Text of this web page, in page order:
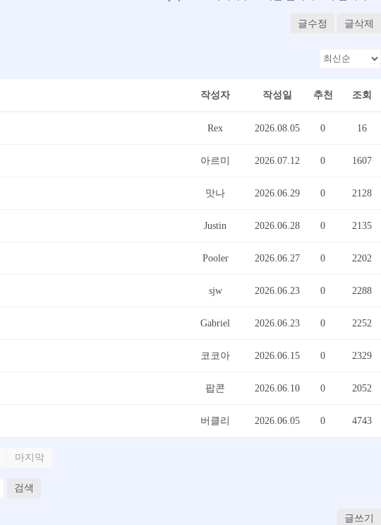
글수정 글삭제
작성자 작성일 추천 조회
Rex 2026.08.05 0 16
아르미 2026.07.12 0 1607
맛나 2026.06.29 0 2128
Justin 2026.06.28 0 2135
Pooler 2026.06.27 0 2202
sjw 2026.06.23 0 2288
Gabriel 2026.06.23 0 2252
코코아 2026.06.15 0 2329
팝콘 2026.06.10 0 2052
버클리 2026.06.05 0 4743
마지막
검색
글쓰기